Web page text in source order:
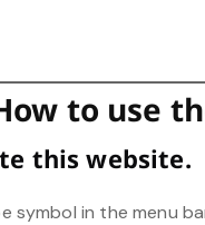
to use
this website.
symbol in the menu